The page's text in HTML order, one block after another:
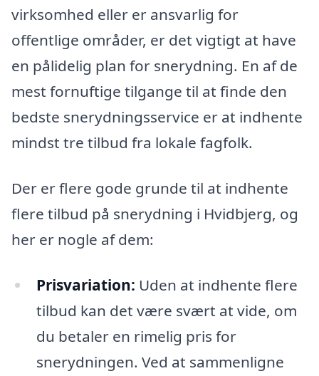
virksomhed eller er ansvarlig for
offentlige områder, er det vigtigt at have
en pålidelig plan for snerydning. En af de
mest fornuftige tilgange til at finde den
bedste snerydningsservice er at indhente
mindst tre tilbud fra lokale fagfolk.
Der er flere gode grunde til at indhente
flere tilbud på snerydning i Hvidbjerg, og
her er nogle af dem:
Prisvariation: Uden at indhente flere
tilbud kan det være svært at vide, om
du betaler en rimelig pris for
snerydningen. Ved at sammenligne